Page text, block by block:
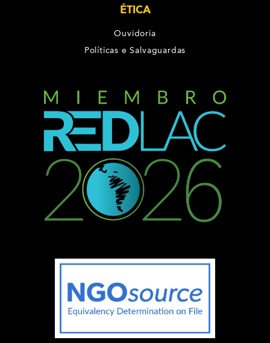
ÉTICA
Ouvidoria
Políticas e Salvaguardas